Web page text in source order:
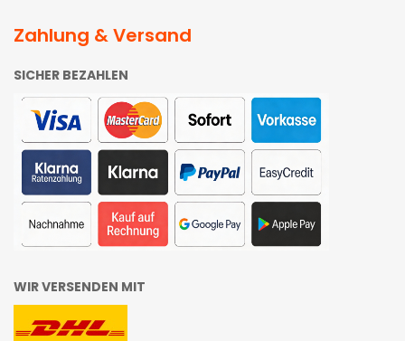
Zahlung & Versand
SICHER BEZAHLEN
WIR VERSENDEN MIT